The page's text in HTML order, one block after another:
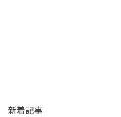
新着記事